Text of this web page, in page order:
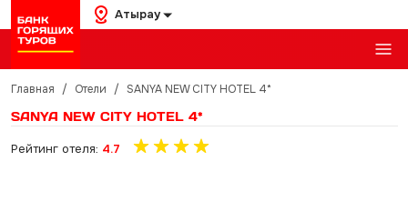
Атырау
Главная / Отели / SANYA NEW CITY HOTEL 4*
SANYA NEW CITY HOTEL 4*
Рейтинг отеля: 4.7